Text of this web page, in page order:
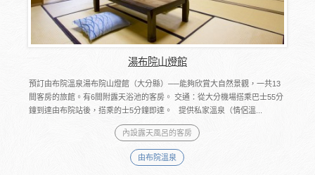
湯布院山燈館
預訂由布院溫泉湯布院山燈館（大分縣）──能夠欣賞大自然景觀，一共13
間客房的旅館。有6間附露天浴池的客房。 交通：從大分機場搭乘巴士55分
鐘到達由布院站後，搭乘的士5分鐘即達。 提供私家溫泉（情侶溫...
內設露天風呂的客房
由布院溫泉